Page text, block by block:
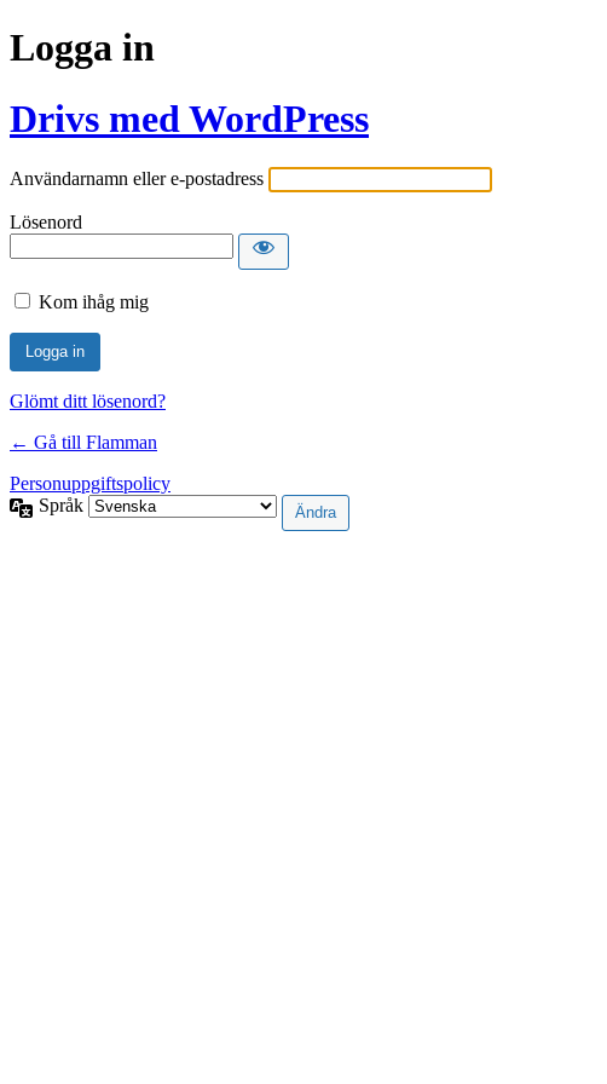
Logga in
Drivs med WordPress
Användarnamn eller e-postadress
Lösenord
Kom ihåg mig
Glömt ditt lösenord?
← Gå till Flamman
Personuppgiftspolicy
Språk